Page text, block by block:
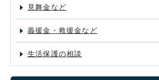
見舞金など
義援金・救援金など
生活保護の相談